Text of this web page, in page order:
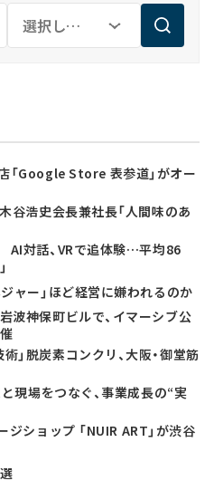
「Google Store 表参道」がオー
谷浩史会長兼社長「人間味のあ
対話、VRで追体験…平均86
ャー」ほど経営に嫌われるのか
波神保町ビルで、イマーシブ公
」脱炭素コンクリ、大阪・御堂筋
現場をつなぐ、事業成長の“実
ショップ 「NUIR ART」が渋谷